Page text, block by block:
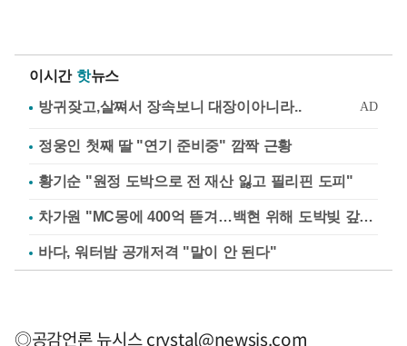
이시간 핫뉴스
정웅인 첫째 딸 "연기 준비중" 깜짝 근황
황기순 "원정 도박으로 전 재산 잃고 필리핀 도피"
차가원 "MC몽에 400억 뜯겨…백현 위해 도박빚 갚아줘"
바다, 워터밤 공개저격 "말이 안 된다"
◎공감언론 뉴시스crystal@newsis.com